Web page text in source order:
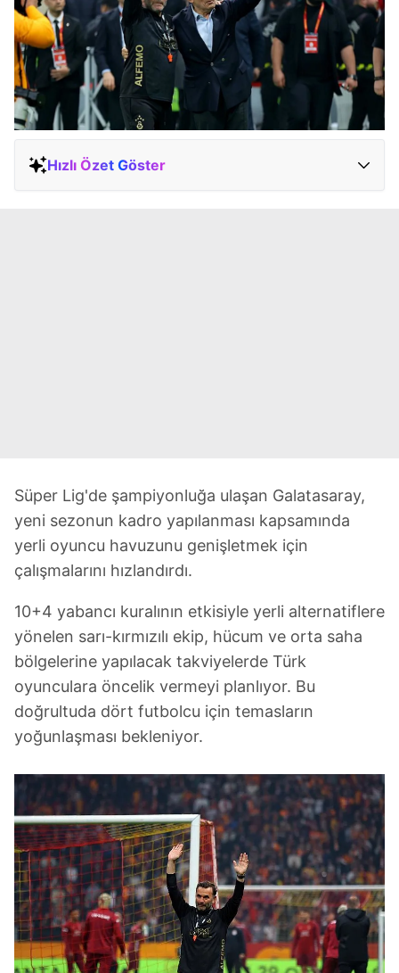
Hızlı Özet Göster
Süper Lig'de şampiyonluğa ulaşan Galatasaray,
yeni sezonun kadro yapılanması kapsamında
yerli oyuncu havuzunu genişletmek için
çalışmalarını hızlandırdı.
10+4 yabancı kuralının etkisiyle yerli alternatiflere
yönelen sarı-kırmızılı ekip, hücum ve orta saha
bölgelerine yapılacak takviyelerde Türk
oyunculara öncelik vermeyi planlıyor. Bu
doğrultuda dört futbolcu için temasların
yoğunlaşması bekleniyor.